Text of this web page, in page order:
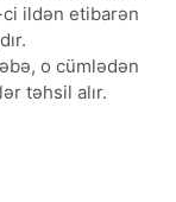
ildən etibarən
o cümlədən
təhsil alır.